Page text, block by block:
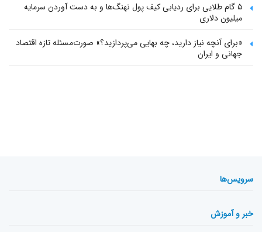
۵ گام طلایی برای ردیابی کیف پول‌ نهنگ‌ها و به دست آوردن سرمایه
میلیون دلاری
«برای آنچه نیاز دارید، چه بهایی می‌پردازید؟» صورت‌مسئله تازه اقتصاد
جهانی و ایران
سرویس‌ها
خبر و آموزش